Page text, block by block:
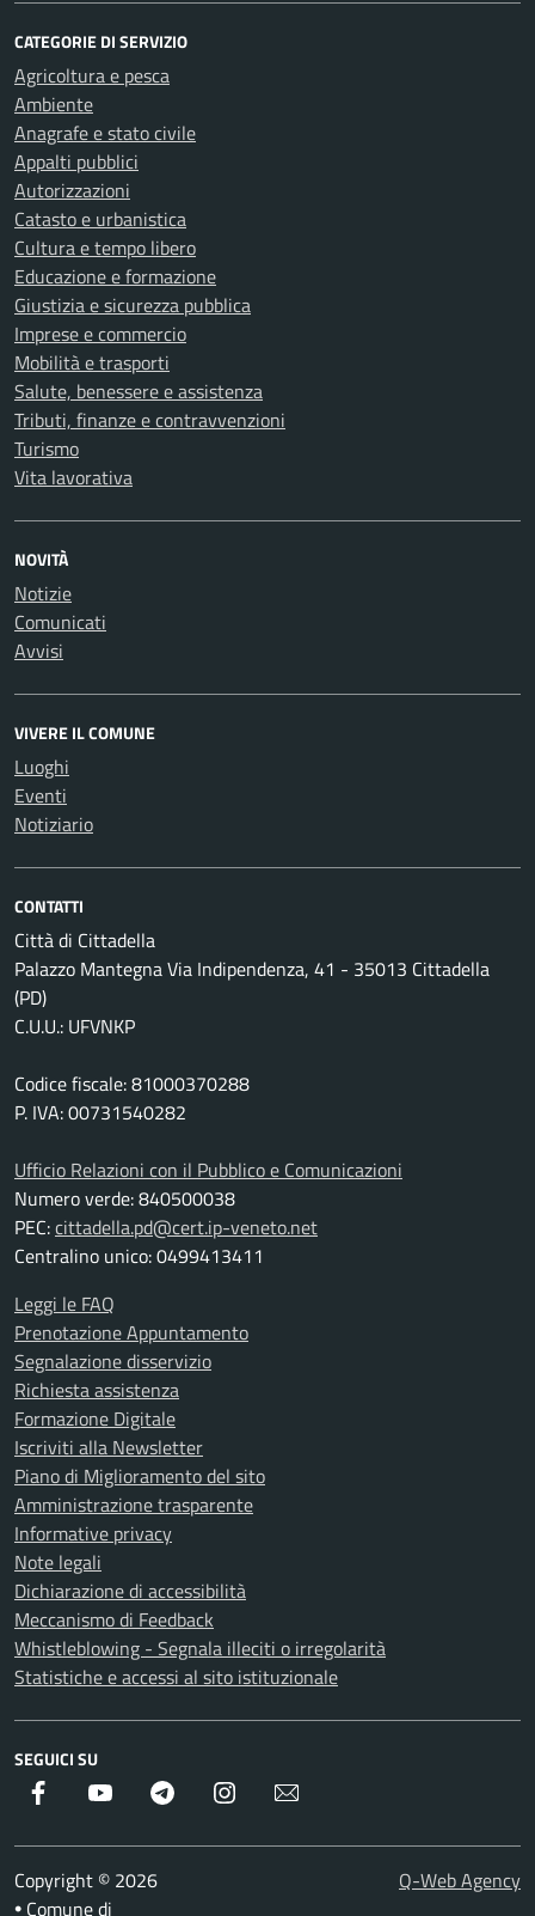
CATEGORIE DI SERVIZIO
Agricoltura e pesca
Ambiente
Anagrafe e stato civile
Appalti pubblici
Autorizzazioni
Catasto e urbanistica
Cultura e tempo libero
Educazione e formazione
Giustizia e sicurezza pubblica
Imprese e commercio
Mobilità e trasporti
Salute, benessere e assistenza
Tributi, finanze e contravvenzioni
Turismo
Vita lavorativa
NOVITÀ
Notizie
Comunicati
Avvisi
VIVERE IL COMUNE
Luoghi
Eventi
Notiziario
CONTATTI
Città di Cittadella
Palazzo Mantegna Via Indipendenza, 41 - 35013 Cittadella
(PD)
C.U.U.: UFVNKP
Codice fiscale: 81000370288
P. IVA: 00731540282
Ufficio Relazioni con il Pubblico e Comunicazioni
Numero verde: 840500038
PEC:cittadella.pd@cert.ip-veneto.net
Centralino unico: 0499413411
Leggi le FAQ
Prenotazione Appuntamento
Segnalazione disservizio
Richiesta assistenza
Formazione Digitale
Iscriviti alla Newsletter
Piano di Miglioramento del sito
Amministrazione trasparente
Informative privacy
Note legali
Dichiarazione di accessibilità
Meccanismo di Feedback
Whistleblowing - Segnala illeciti o irregolarità
Statistiche e accessi al sito istituzionale
SEGUICI SU
Facebook Youtube Telegram Instagram
Copyright © 2026
• Comune di
Q-Web Agency